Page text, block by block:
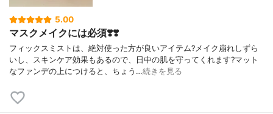
5.00
マスクメイクには必須❣️❣️
フィックスミストは、絶対使った方が良いアイテム?メイク崩れしずら
いし、スキンケア効果もあるので、日中の肌を守ってくれます?マット
なファンデの上につけると、ちょう…続きを見る